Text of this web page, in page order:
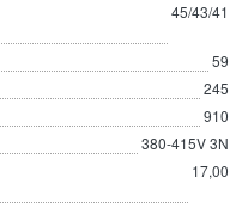
45/43/41
59
245
910
380-415V 3N
17,00